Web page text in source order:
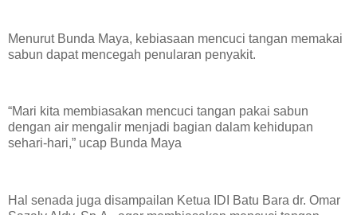
Menurut Bunda Maya, kebiasaan mencuci tangan memakai
sabun dapat mencegah penularan penyakit.
“Mari kita membiasakan mencuci tangan pakai sabun
dengan air mengalir menjadi bagian dalam kehidupan
sehari-hari,” ucap Bunda Maya
Hal senada juga disampailan Ketua IDI Batu Bara dr. Omar